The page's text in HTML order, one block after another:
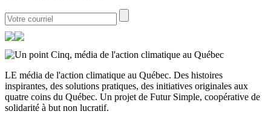
LE média de l'action climatique au Québec. Des histoires
inspirantes, des solutions pratiques, des initiatives originales aux
quatre coins du Québec. Un projet de Futur Simple, coopérative de
solidarité à but non lucratif.